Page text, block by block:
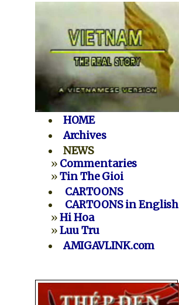
HOME
Archives
NEWS
» Commentaries
»Tin The Gioi
CARTOONS
CARTOONS in English
»Hi Hoa
»Luu Tru
AMIGAVLINK.com